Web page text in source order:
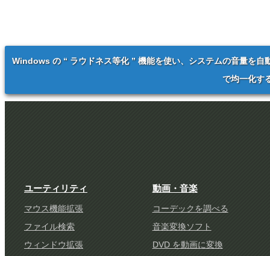
Windows の “ ラウドネス等化 ” 機能を使い、システムの音量を自
で均一化す
ユーティリティ
マウス機能拡張
ファイル検索
ウィンドウ拡張
動画・音楽
コーデックを調べる
音楽変換ソフト
DVD を動画に変換